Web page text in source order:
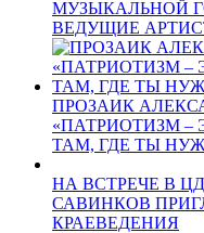
МУЗЫКАЛЬНОЙ
ВЕДУЩИЕ
ПРОЗАИК
«ПАТРИОТИЗМ –
ТАМ, ГДЕ ТЫ
НА ВСТРЕЧЕ В
САВИНКОВ
КРАЕВЕДЕНИЯ